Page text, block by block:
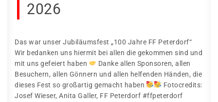
2026
Das war unser Jubiläumsfest „100 Jahre FF Peterdorf“
Wir bedanken uns hiermit bei allen die gekommen sind und
mit uns gefeiert haben
Danke allen Sponsoren, allen
Besuchern, allen Gönnern und allen helfenden Händen, die
dieses Fest so großartig gemacht haben
Fotocredits:
Josef Wieser, Anita Galler, FF Peterdorf #ffpeterdorf